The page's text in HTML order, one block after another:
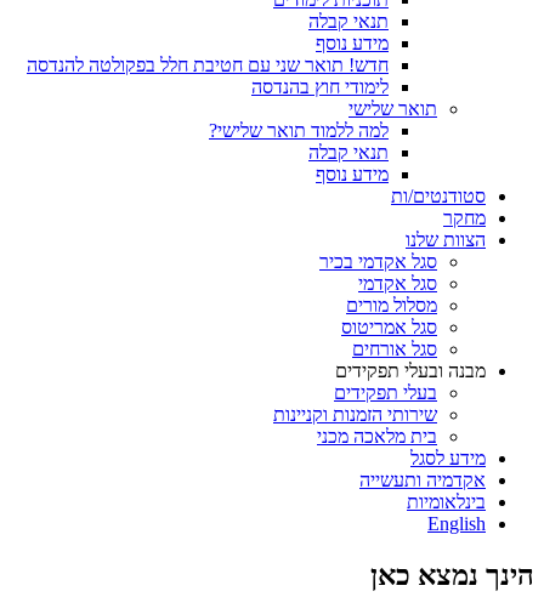
תנאי קבלה
מידע נוסף
חדש! תואר שני עם חטיבת חלל בפקולטה להנדסה
לימודי חוץ בהנדסה
תואר שלישי
למה ללמוד תואר שלישי?
תנאי קבלה
מידע נוסף
סטודנטים/ות
מחקר
הצוות שלנו
סגל אקדמי בכיר
סגל אקדמי
מסלול מורים
סגל אמריטוס
סגל אורחים
מבנה ובעלי תפקידים
בעלי תפקידים
שירותי הזמנות וקניינות
בית מלאכה מכני
מידע לסגל
אקדמיה ותעשייה
בינלאומיות
English
הינך נמצא כאן